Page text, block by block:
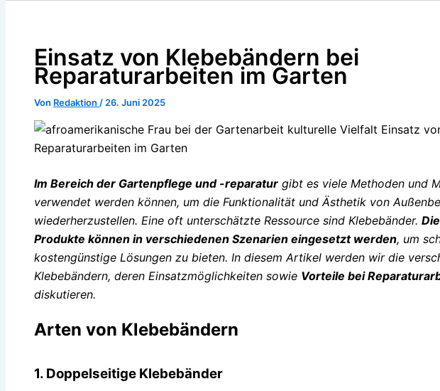
Einsatz von Klebebändern bei
Reparaturarbeiten im Garten
Von Redaktion / 26. Juni 2025
Im Bereich der Gartenpflege und -reparatur gibt es viele Methoden und
verwendet werden können, um die Funktionalität und Ästhetik von
wiederherzustellen. Eine oft unterschätzte Ressource sind Klebebänder.
Produkte können in verschiedenen Szenarien eingesetzt werden, um
kostengünstige Lösungen zu bieten. In diesem Artikel werden wir die
Klebebändern, deren Einsatzmöglichkeiten sowie Vorteile bei
diskutieren.
Arten von Klebebändern
1. Doppelseitige Klebebänder